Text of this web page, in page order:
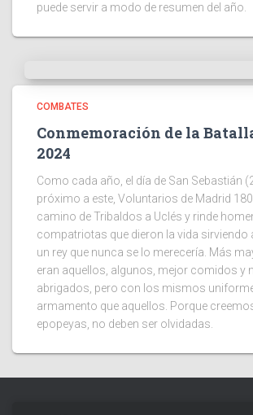
puede servir a modo de resumen del año.
COMBATES
Conmemoración de la
2024
Como cada año, el día de San Sebastián
próximo a este, Voluntarios de Madrid
camino de Tribaldos a Uclés y rinde
compatriotas que dieron la vida sirviendo
un rey que nunca se lo merecería. Más
eran aquellos, algunos, mejor comidos y
abrigados, pero con los mismos
armamento que aquellos. Porque
epopeyas, no deben ser olvidadas.